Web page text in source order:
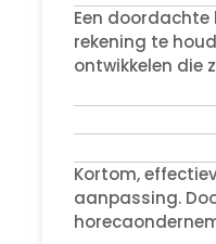
Een
rekening te
ontwikkelen die
Kortom,
aanpassing.